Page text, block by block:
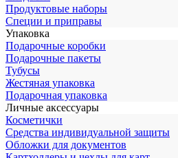
Продуктовые наборы
Специи и приправы
Упаковка
Подарочные коробки
Подарочные пакеты
Тубусы
Жестяная упаковка
Подарочная упаковка
Личные аксессуары
Косметички
Средства индивидуальной защиты
Обложки для документов